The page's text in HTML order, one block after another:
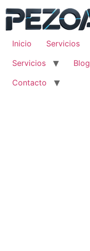
contenido
Inicio
Servicios
Servicios
Blog
Contacto